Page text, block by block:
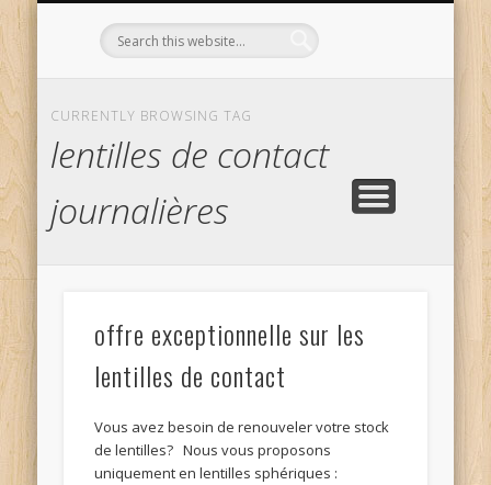
CURRENTLY BROWSING TAG
lentilles de contact
journalières
offre exceptionnelle sur les
lentilles de contact
Vous avez besoin de renouveler votre stock
de lentilles? Nous vous proposons
uniquement en lentilles sphériques :